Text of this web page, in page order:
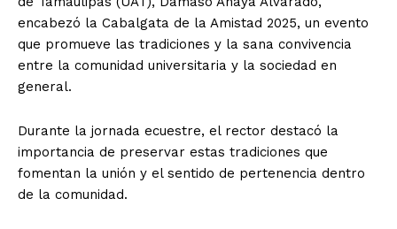
encabezó la Cabalgata de la Amistad 2025, un evento
que promueve las tradiciones y la sana convivencia
entre la comunidad universitaria y la sociedad en
general.
Durante la jornada ecuestre, el rector destacó la
importancia de preservar estas tradiciones que
fomentan la unión y el sentido de pertenencia dentro
de la comunidad.